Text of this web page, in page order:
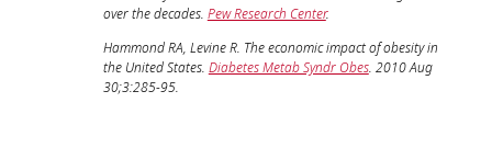
over the decades. Pew Research Center.
Hammond RA, Levine R. The economic impact of obesity in
the United States. Diabetes Metab Syndr Obes. 2010 Aug
30;3:285-95.